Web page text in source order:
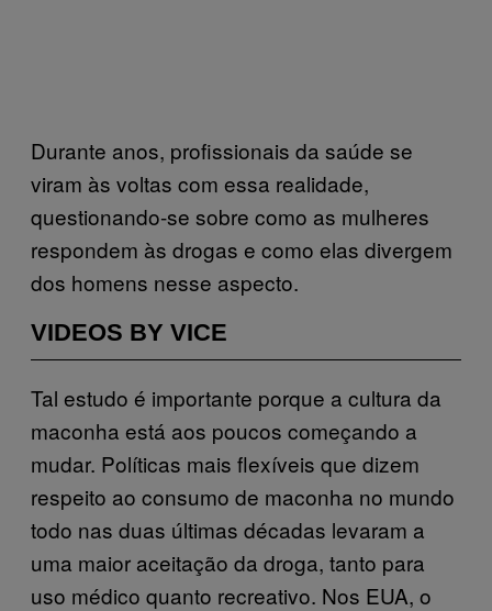
Durante anos, profissionais da saúde se
viram às voltas com essa realidade,
questionando-se sobre como as mulheres
respondem às drogas e como elas divergem
dos homens nesse aspecto.
VIDEOS BY VICE
Tal estudo é importante porque a cultura da
maconha está aos poucos começando a
mudar. Políticas mais flexíveis que dizem
respeito ao consumo de maconha no mundo
todo nas duas últimas décadas levaram a
uma maior aceitação da droga, tanto para
uso médico quanto recreativo. Nos EUA, o